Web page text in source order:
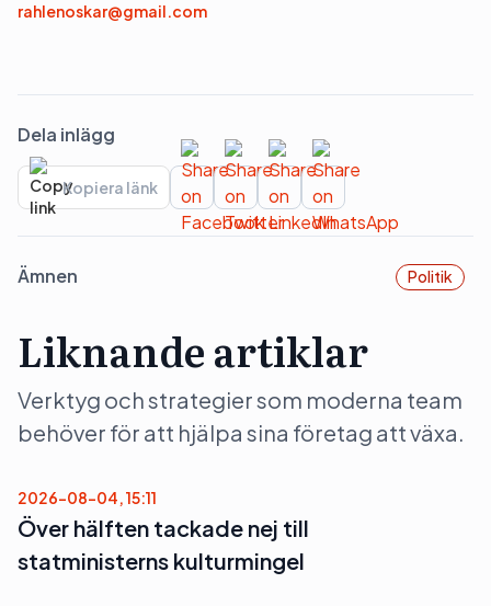
rahlenoskar@gmail.com
Dela inlägg
Kopiera länk
Ämnen Politik
Liknande artiklar
Verktyg och strategier som moderna team
behöver för att hjälpa sina företag att växa.
2026-08-04, 15:11
Över hälften tackade nej till
statministerns kulturmingel